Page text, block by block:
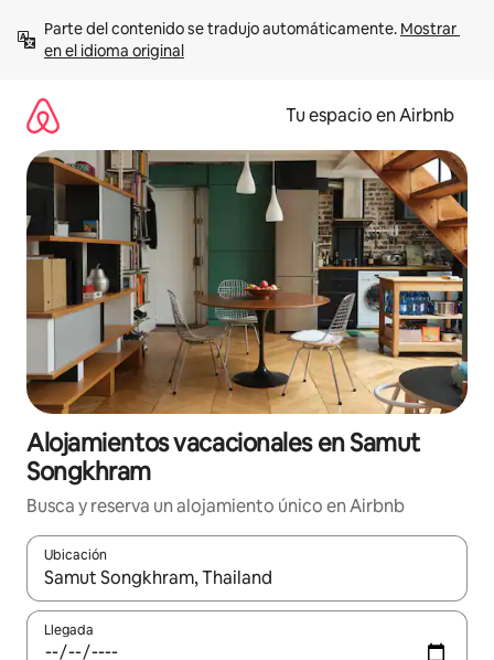
contenido
Parte del contenido se tradujo automáticamente. Mostrar
en el idioma original
Tu espacio en Airbnb
Alojamientos vacacionales en Samut
Songkhram
Busca y reserva un alojamiento único en Airbnb
Ubicación
Cuando los resultados estén disponibles, podrás navegar
Llegada